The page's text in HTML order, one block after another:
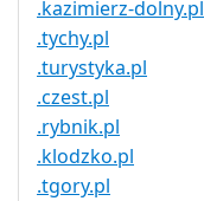
.kazimierz-dolny.pl
.tychy.pl
.turystyka.pl
.czest.pl
.rybnik.pl
.klodzko.pl
.tgory.pl